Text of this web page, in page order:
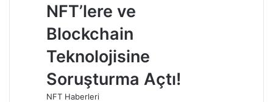
NFT’lere ve
Blockchain
Teknolojisine
Soruşturma Açtı!
NFT Haberleri